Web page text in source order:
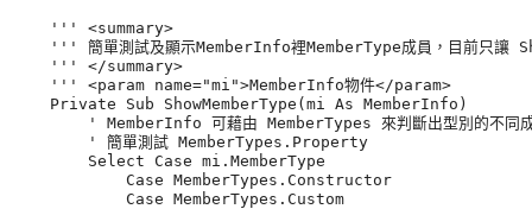
    ''' <summary>
''' 簡單測試及顯示MemberInfo裡MemberType成員，目前只讓
    ''' </summary>
    ''' <param name="mi">MemberInfo物件</param>
    Private Sub ShowMemberType(mi As MemberInfo)
' MemberInfo 可藉由 MemberTypes 來判斷出型別的不同
        ' 簡單測試 MemberTypes.Property
        Select Case mi.MemberType
            Case MemberTypes.Constructor
            Case MemberTypes.Custom